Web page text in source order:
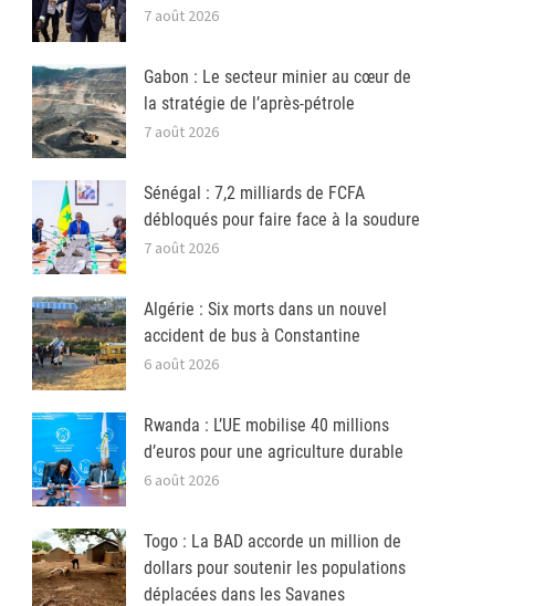
7 août 2026
Gabon : Le secteur minier au cœur de
la stratégie de l’après-pétrole
7 août 2026
Sénégal : 7,2 milliards de FCFA
débloqués pour faire face à la soudure
7 août 2026
Algérie : Six morts dans un nouvel
accident de bus à Constantine
6 août 2026
Rwanda : L’UE mobilise 40 millions
d’euros pour une agriculture durable
6 août 2026
Togo : La BAD accorde un million de
dollars pour soutenir les populations
déplacées dans les Savanes